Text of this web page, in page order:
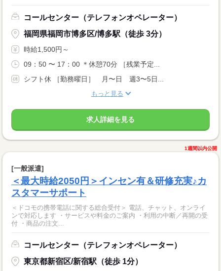
コールセンター（テレフォンオペレーター）
福岡県福岡市博多区/博多駅（徒歩 3分）
時給1,500円～
09：50 〜 17：00 ＊休憩70分 ［残業予定...
シフト休 ［勤務曜日］ 月〜日 週3〜5日...
もっと見る
求人詳細を見る
1週間以内公開
[一般派遣]
＜最大時給2050円＞インセン有＆研修充実♪カ
スタマーサポート
＜ドコモの携帯電話に関する総合受付＞ 電話、チャット、オンライ
ンで対応します ・サービスや料金のご案内 ・利用の中断／再開の受
付 ・商品の注文...
コールセンター（テレフォンオペレーター）
東京都新宿区/新宿駅（徒歩 1分）